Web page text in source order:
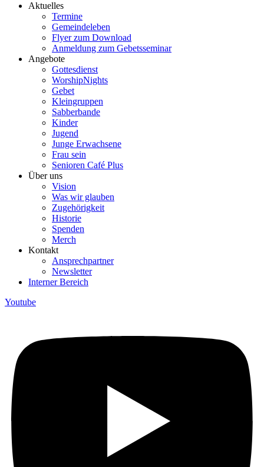
Aktuelles
Termine
Gemeindeleben
Flyer zum Download
Anmeldung zum Gebetsseminar
Angebote
Gottesdienst
WorshipNights
Gebet
Kleingruppen
Sabberbande
Kinder
Jugend
Junge Erwachsene
Frau sein
Senioren Café Plus
Über uns
Vision
Was wir glauben
Zugehörigkeit
Historie
Spenden
Merch
Kontakt
Ansprechpartner
Newsletter
Interner Bereich
Youtube